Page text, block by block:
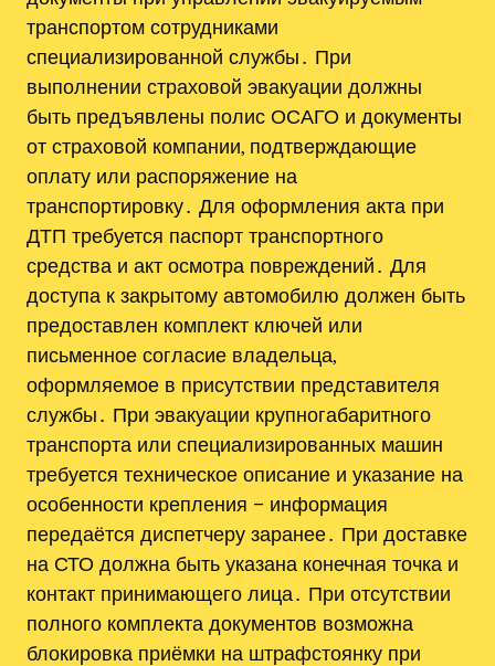
транспортом сотрудниками
специализированной службы․ При
выполнении страховой эвакуации должны
быть предъявлены полис ОСАГО и документы
от страховой компании, подтверждающие
оплату или распоряжение на
транспортировку․ Для оформления акта при
ДТП требуется паспорт транспортного
средства и акт осмотра повреждений․ Для
доступа к закрытому автомобилю должен быть
предоставлен комплект ключей или
письменное согласие владельца,
оформляемое в присутствии представителя
службы․ При эвакуации крупногабаритного
транспорта или специализированных машин
требуется техническое описание и указание на
особенности крепления – информация
передаётся диспетчеру заранее․ При доставке
на СТО должна быть указана конечная точка и
контакт принимающего лица․ При отсутствии
полного комплекта документов возможна
блокировка приёмки на штрафстоянку при